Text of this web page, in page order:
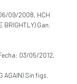
09/2008, HCH
BRIGHTLY) Gan.
03/05/2012,
AGAIN) Sin figs.